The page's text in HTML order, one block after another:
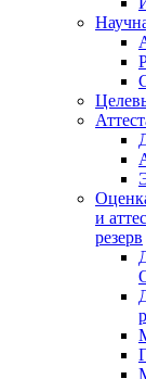
и
резерв